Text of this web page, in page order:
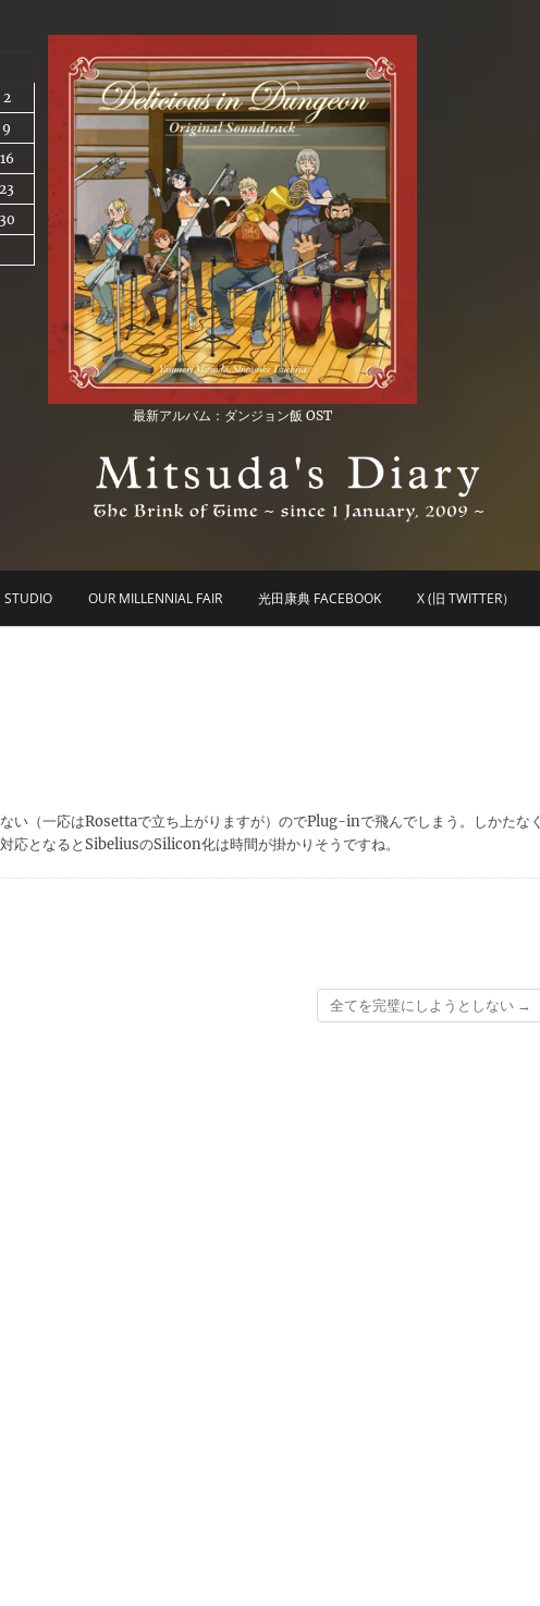
2
9
16
23
30
最新アルバム：ダンジョン飯 OST
Mitsuda's Diary
STUDIO OUR MILLENNIAL FAIR 光田康典 FACEBOOK X (旧 TWITTER）
（一応はRosettaで立ち上がりますが）のでPlug-inで飛んでしまう。しかたなく
となるとSibeliusのSilicon化は時間が掛かりそうですね。
全てを完璧にしようとしない →